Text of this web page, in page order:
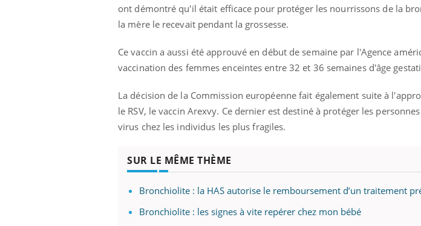
ont démontré qu'il était efficace pour protéger les nourrissons de la
la mère le recevait pendant la grossesse.
Ce vaccin a aussi été approuvé en début de semaine par l'Agence
vaccination des femmes enceintes entre 32 et 36 semaines d'âge
La décision de la Commission européenne fait également suite à
le RSV, le vaccin Arexvy. Ce dernier est destiné à protéger les
virus chez les individus les plus fragiles.
SUR LE MÊME THÈME
Bronchiolite : la HAS autorise le remboursement d’un traitement
Bronchiolite : les signes à vite repérer chez mon bébé